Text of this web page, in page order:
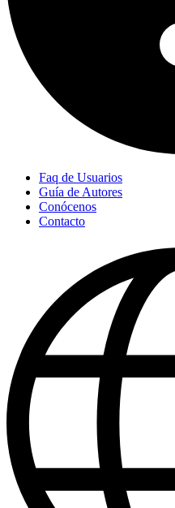
Faq de Usuarios
Guía de Autores
Conócenos
Contacto